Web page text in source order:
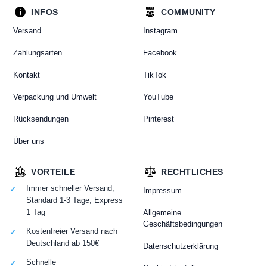
INFOS
Versand
Zahlungsarten
Kontakt
Verpackung und Umwelt
Rücksendungen
Über uns
COMMUNITY
Instagram
Facebook
TikTok
YouTube
Pinterest
RECHTLICHES
Impressum
Allgemeine
Geschäftsbedingungen
Datenschutzerklärung
VORTEILE
Immer schneller Versand,
Standard 1-3 Tage, Express
1 Tag
Kostenfreier Versand nach
Deutschland ab 150€
Schnelle